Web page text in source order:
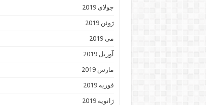
جولای 2019
ژوئن 2019
می 2019
آوریل 2019
مارس 2019
فوریه 2019
ژانویه 2019